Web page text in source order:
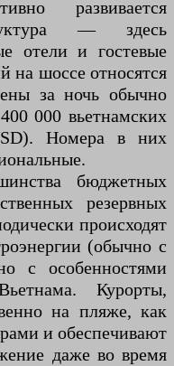
развивается
— здесь
отели и гостевые
на шоссе относятся
за ночь обычно
000 вьетнамских
Номера в них
бюджетных
резервных
происходят
(обычно с
с особенностями
Курорты,
на пляже, как
и обеспечивают
даже во время